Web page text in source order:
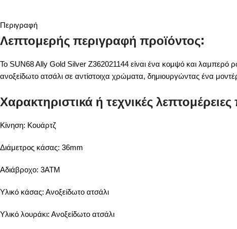
Περιγραφή
Λεπτομερής περιγραφή προϊόντος:
Το SUN68 Ally Gold Silver Z362021144 είναι ένα κομψό και λαμπερό
ανοξείδωτο ατσάλι σε αντίστοιχα χρώματα, δημιουργώντας ένα
Χαρακτηριστικά ή τεχνικές
Κίνηση: Κουάρτζ
Διάμετρος κάσας: 36mm
Αδιάβροχο: 3ATM
Υλικό κάσας: Ανοξείδωτο ατσάλι
Υλικό λουράκι: Ανοξείδωτο ατσάλι